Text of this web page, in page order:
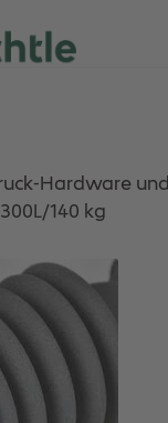
Service
Hardware
140 kg